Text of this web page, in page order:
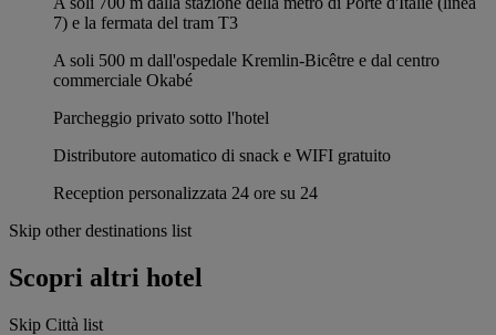
7) e la fermata del tram T3
A soli 500 m dall'ospedale Kremlin-Bicêtre e dal centro
commerciale Okabé
Parcheggio privato sotto l'hotel
Distributore automatico di snack e WIFI gratuito
Reception personalizzata 24 ore su 24
Skip other destinations list
Scopri altri hotel
Skip Città list